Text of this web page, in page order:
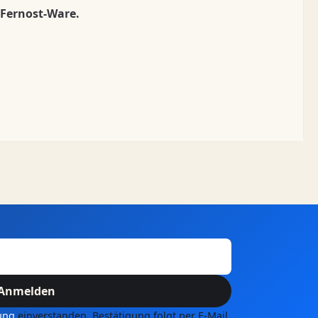
Ware.